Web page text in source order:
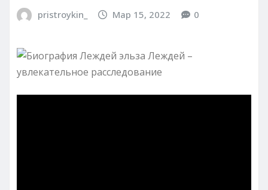
pristroykin_ Мар 15, 2022 0